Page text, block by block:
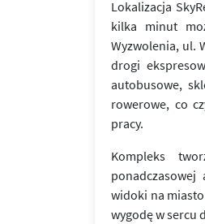
Lokalizacja
kilka minut
Wyzwolenia, ul.
drogi
autobusowe,
rowerowe, co
pracy.
Kompleks
widoki na
wygodę w sercu